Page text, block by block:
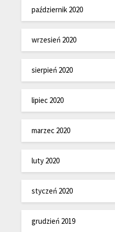
październik 2020
wrzesień 2020
sierpień 2020
lipiec 2020
marzec 2020
luty 2020
styczeń 2020
grudzień 2019